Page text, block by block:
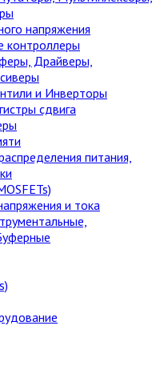
напряжения
контроллеры
Драйверы,
и Инверторы
сдвига
питания,
и тока